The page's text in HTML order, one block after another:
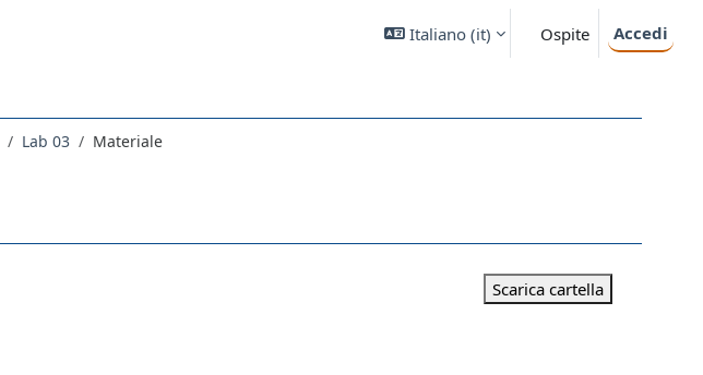
Italiano ‎(it)‎ Ospite Accedi
Lab 03 Materiale
Scarica cartella